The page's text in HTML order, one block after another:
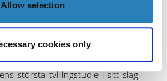
Allow selection
cookies only
och autoimmunitet. Professor
för British Diabetic Twin Study
största tvillingstudie i sitt slag,